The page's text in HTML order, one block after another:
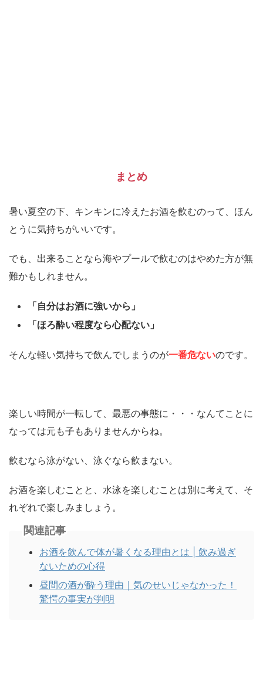
まとめ
暑い夏空の下、キンキンに冷えたお酒を飲むのって、ほん
とうに気持ちがいいです。
でも、出来ることなら海やプールで飲むのはやめた方が無
難かもしれません。
「自分はお酒に強いから」
「ほろ酔い程度なら心配ない」
そんな軽い気持ちで飲んでしまうのが一番危ないのです。
楽しい時間が一転して、最悪の事態に・・・なんてことに
なっては元も子もありませんからね。
飲むなら泳がない、泳ぐなら飲まない。
お酒を楽しむことと、水泳を楽しむことは別に考えて、そ
れぞれで楽しみましょう。
関連記事
お酒を飲んで体が暑くなる理由とは | 飲み過ぎ
ないための心得
昼間の酒が酔う理由｜気のせいじゃなかった！
驚愕の事実が判明